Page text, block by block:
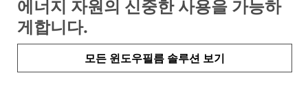
에너지 자원의 신중한 사용을 가능하
게합니다.
모든 윈도우필름 솔루션 보기